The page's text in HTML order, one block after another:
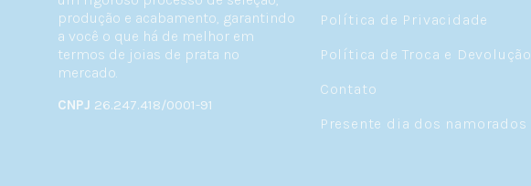
produção e acabamento, garantindo
a você o que há de melhor em
termos de joias de prata no
mercado.
CNPJ 26.247.418/0001-91
Política de Privacidade
Política de Troca e Devolução
Contato
Presente dia dos namorados